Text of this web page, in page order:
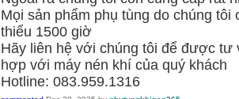
Mọi sản phẩm phụ tùng do chúng
thiểu 1500 giờ
Hãy liên hệ với chúng tôi để được tư
hợp với máy nén khí của quý khách
Hotline: 083.959.1316